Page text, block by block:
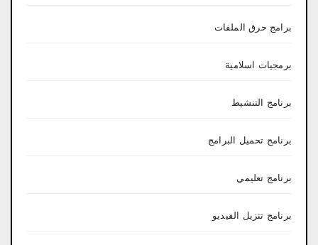
برامج حرق الملفات
برمجيات اسلامية
برنامج التنشيط
برنامج تحميل البرامج
برنامج تعليمي
برنامج تنزيل الفيديو